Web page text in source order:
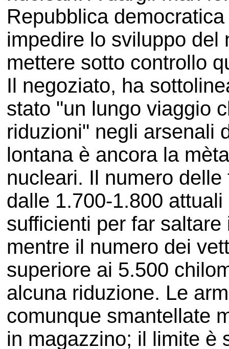
Repubblica
impedire lo sviluppo del
mettere sotto controllo
Il negoziato, ha
stato "un lungo viaggio
riduzioni" negli arsenali
lontana è ancora la
nucleari. Il numero
dalle 1.700-1.800
sufficienti per far
mentre il numero dei
superiore ai 5.500
alcuna riduzione. Le
comunque smantellate
in magazzino; il limite è